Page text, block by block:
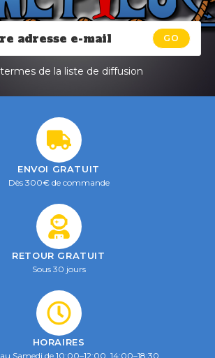
GO
de la liste de diffusion
ENVOI GRATUIT
Dès 300€ de commande
RETOUR GRATUIT
Sous 30 jours
HORAIRES
Samedi de 10:00–12:00, 14:00–18:30